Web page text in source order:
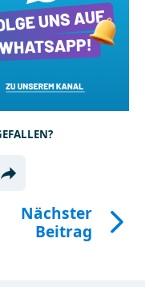
Nächster
Beitrag